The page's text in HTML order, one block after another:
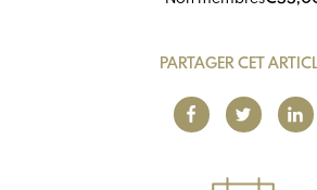
PARTAGER CET